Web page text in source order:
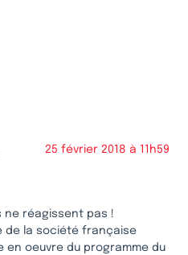
25 février 2018 à 11h59
ne réagissent pas !
de la société française
en oeuvre du programme du